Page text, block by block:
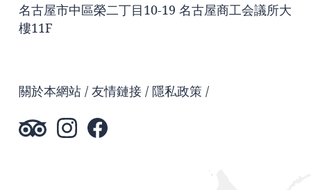
名古屋市中區榮二丁目10-19 名古屋商工会議所大
樓11F
關於本網站 友情鏈接 隱私政策